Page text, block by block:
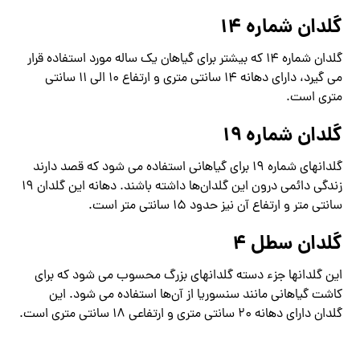
گلدان شماره 14
گلدان شماره 14 که بیشتر برای گیاهان یک ساله مورد استفاده قرار
می گیرد، دارای دهانه 14 سانتی متری و ارتفاع 10 الی 11 سانتی
متری است.
گلدان شماره 19
گلدانهای شماره 19 برای گیاهانی استفاده می شود که قصد دارند
زندگی دائمی درون این گلدان‌ها داشته باشند. دهانه این گلدان 19
سانتی متر و ارتفاع آن نیز حدود 15 سانتی متر است.
گلدان سطل 4
این گلدانها جزء دسته گلدانهای بزرگ محسوب می شود که برای
کاشت گیاهانی مانند سنسوریا از آن‌ها استفاده می شود. این
گلدان دارای دهانه 20 سانتی متری و ارتفاعی 18 سانتی متری است.